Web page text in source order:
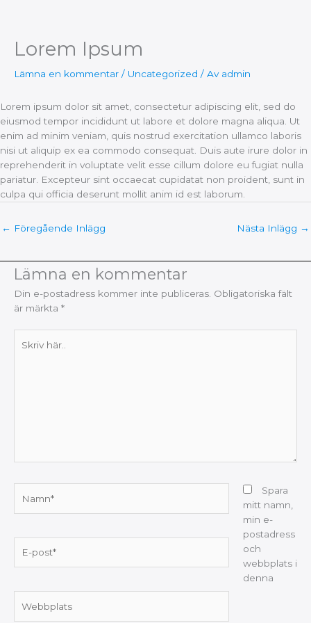
Hoppa
innehåll
Lorem Ipsum
Lämna en kommentar / Uncategorized / Av admin
Lorem ipsum dolor sit amet, consectetur adipiscing elit, sed do
eiusmod tempor incididunt ut labore et dolore magna aliqua. Ut
enim ad minim veniam, quis nostrud exercitation ullamco laboris
nisi ut aliquip ex ea commodo consequat. Duis aute irure dolor in
reprehenderit in voluptate velit esse cillum dolore eu fugiat nulla
pariatur. Excepteur sint occaecat cupidatat non proident, sunt in
culpa qui officia deserunt mollit anim id est laborum.
← Föregående Inlägg Nästa Inlägg →
Lämna en kommentar
Din e-postadress kommer inte publiceras. Obligatoriska fält
är märkta *
här..
post*
Spara
mitt namn,
min e-
postadress
och
webbplats i
denna